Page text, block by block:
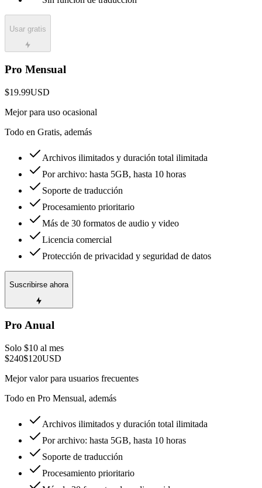
Usar gratis
Pro Mensual
$19.99USD
Mejor para uso ocasional
Todo en Gratis, además
Archivos ilimitados y duración total ilimitada
Por archivo: hasta 5GB, hasta 10 horas
Soporte de traducción
Procesamiento prioritario
Más de 30 formatos de audio y video
Licencia comercial
Protección de privacidad y seguridad de datos
Suscribirse ahora
Pro Anual
Solo $10 al mes
$240$120USD
Mejor valor para usuarios frecuentes
Todo en Pro Mensual, además
Archivos ilimitados y duración total ilimitada
Por archivo: hasta 5GB, hasta 10 horas
Soporte de traducción
Procesamiento prioritario